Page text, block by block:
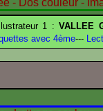
1 :VALLEE
avec 4ème---